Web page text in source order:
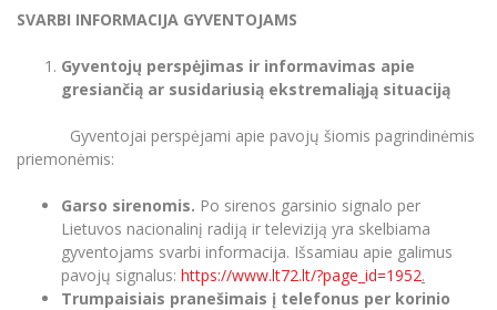
Kasmetiniai mokslo renginiai
Naujienos
Tarptautiškumas
Studentams
Partnerystės
Azijos centras
Darbuotojams
Partnerystės
Azijos centras
Vilniaus Karaliaus Sedžiongo institutas
Privatumo politika
Negalia ir individualieji poreikiai
Viešai skelbiama informacija
Parama Ukrainai
Profesinės bakalauro studijos
Personalo valdymo centras
Informacija naujiems darbuotojams
Darbuotojų Moodle (kompetencijų tobulinimui)
Studijų tvarkaraštis
Informacinė sistema "Studijos"
Darbuotojų elektroninis paštas
Darnus vystymasis
Veiklos dokumentai
Akademinė etika
Darbas MRU
Privatumo politika
SVARBI INFORMACIJA GYVENTOJAMS
Gyventojų perspėjimas ir informavimas apie
gresiančią ar susidariusią ekstremaliąją situaciją
Gyventojai perspėjami apie pavojų šiomis pagrindinėmis
priemonėmis:
Garso sirenomis. Po sirenos garsinio signalo per
Lietuvos nacionalinį radiją ir televiziją yra skelbiama
gyventojams svarbi informacija. Išsamiau apie galimus
pavojų signalus: https://www.lt72.lt/?page_id=1952.
Trumpaisiais pranešimais į telefonus per korinio